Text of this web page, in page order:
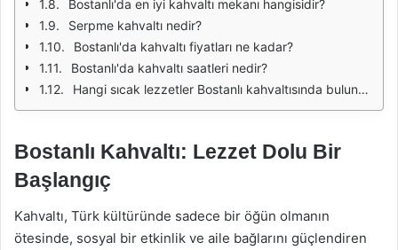
Bostanlı'da en iyi kahvaltı mekanı hangisidir?
Serpme kahvaltı nedir?
Bostanlı'da kahvaltı fiyatları ne kadar?
Bostanlı'da kahvaltı saatleri nedir?
Hangi sıcak lezzetler Bostanlı kahvaltısında bulunur?
Bostanlı Kahvaltı: Lezzet Dolu Bir
Başlangıç
Kahvaltı, Türk kültüründe sadece bir öğün olmanın
ötesinde, sosyal bir etkinlik ve aile bağlarını güçlendiren